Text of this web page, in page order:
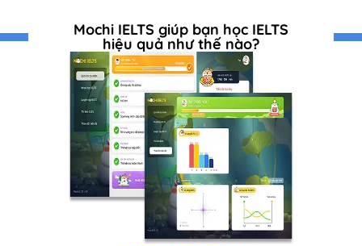
Mochi IELTS giúp bạn học IELTS
hiệu quả như thế nào?